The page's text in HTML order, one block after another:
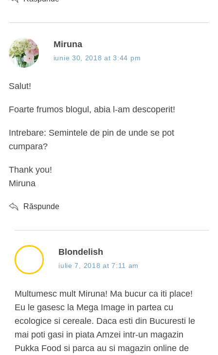
s
a
Miruna
iunie 30, 2018 at 3:44 pm
Salut!
Foarte frumos blogul, abia l-am descoperit!
Intrebare: Semintele de pin de unde se pot
cumpara?
Thank you!
Miruna
Răspunde
s
a
s
:
Blondelish
iulie 7, 2018 at 7:11 am
Multumesc mult Miruna! Ma bucur ca iti place!
Eu le gasesc la Mega Image in partea cu
ecologice si cereale. Daca esti din Bucuresti le
mai poti gasi in piata Amzei intr-un magazin
Pukka Food si parca au si magazin online de